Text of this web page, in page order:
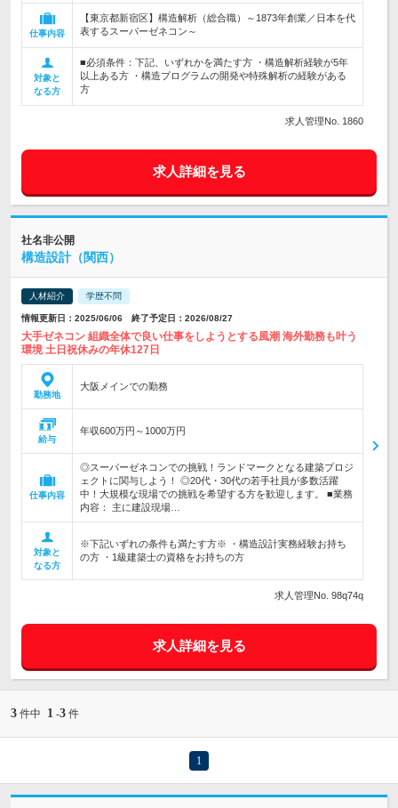
仕事内容
【東京都新宿区】構造解析（総合職）～1873年創業／日本を代
表するスーパーゼネコン～
対象と
なる方
■必須条件：下記、いずれかを満たす方 ・構造解析経験が5年
以上ある方 ・構造プログラムの開発や特殊解析の経験がある
方
求人管理No. 1860
求人詳細を見る
社名非公開
構造設計（関西）
人材紹介 学歴不問
情報更新日：2025/06/06 終了予定日：2026/08/27
大手ゼネコン 組織全体で良い仕事をしようとする風潮 海外勤務も叶う
環境 土日祝休みの年休127日
勤務地
大阪メインでの勤務
給与
年収600万円～1000万円
仕事内容
◎スーパーゼネコンでの挑戦！ランドマークとなる建築プロジ
ェクトに関与しよう！ ◎20代・30代の若手社員が多数活躍
中！大規模な現場での挑戦を希望する方を歓迎します。 ■業務
内容： 主に建設現場…
対象と
なる方
※下記いずれの条件も満たす方※ ・構造設計実務経験お持ち
の方 ・1級建築士の資格をお持ちの方
求人管理No. 98q74q
求人詳細を見る
3 件中 1 -3 件
1